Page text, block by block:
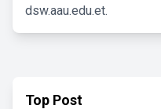
dsw.aau.edu.et.
Top Post